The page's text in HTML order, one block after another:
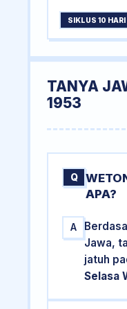
SIKLUS 10 HARI
TANYA
1953
Q
APA?
A
Jawa,
jatuh
Selasa